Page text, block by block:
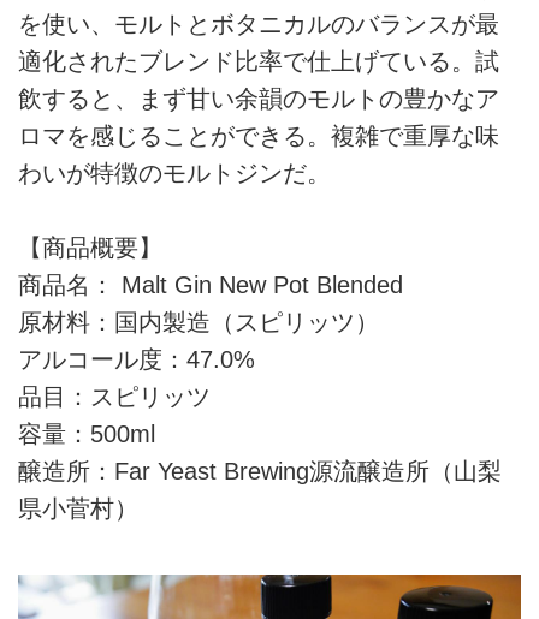
を使い、モルトとボタニカルのバランスが最
適化されたブレンド比率で仕上げている。試
飲すると、まず甘い余韻のモルトの豊かなア
ロマを感じることができる。複雑で重厚な味
わいが特徴のモルトジンだ。
【商品概要】
商品名： Malt Gin New Pot Blended
原材料：国内製造（スピリッツ）
アルコール度：47.0%
品目：スピリッツ
容量：500ml
醸造所：Far Yeast Brewing源流醸造所（山梨
県小菅村）